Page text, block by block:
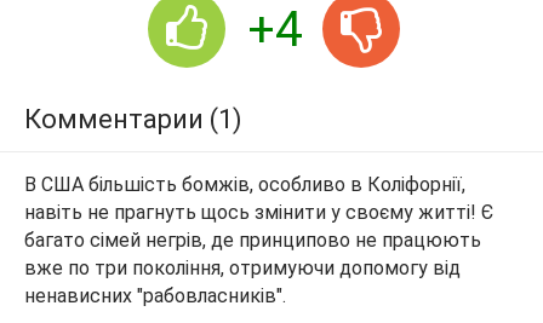
+4
Комментарии (1)
В США більшість бомжів, особливо в Коліфорнії,
навіть не прагнуть щось змінити у своєму житті! Є
багато сімей негрів, де принципово не працюють
вже по три покоління, отримуючи допомогу від
ненависних "рабовласників".